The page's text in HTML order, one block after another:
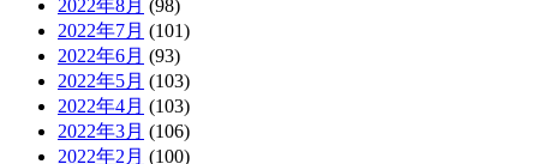
2022年8月 (98)
2022年7月 (101)
2022年6月 (93)
2022年5月 (103)
2022年4月 (103)
2022年3月 (106)
2022年2月 (100)